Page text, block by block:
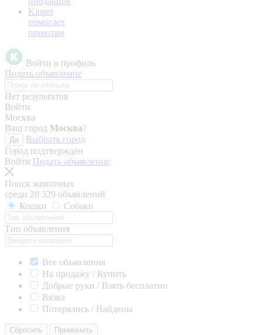
Kinpet
помогает
приютам
Войти в профиль
Подать объявление
Нет результатов
Войти
Москва
Ваш город Москва?
Да
Выбрать город
Город подтверждён
Войти Подать объявление
Поиск животных
среди 20 329 объявлений
Кошки
Собаки
Тип объявления
Все объявления
На продажу / Купить
Добрые руки / Взять бесплатно
Вязка
Потерялись / Найдены
Сбросить Применить